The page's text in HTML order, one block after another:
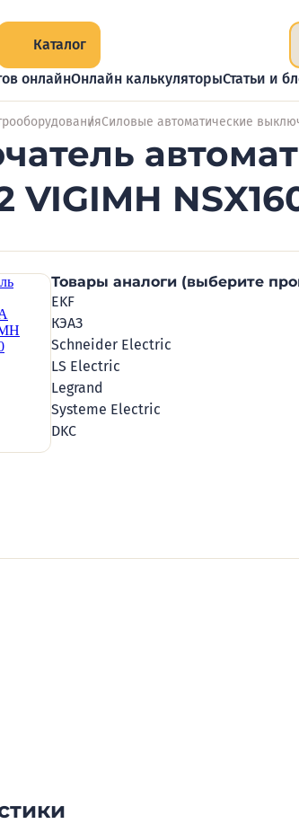
Каталог
онлайнОнлайн калькуляторыСтатьи и
Силовые автоматические
VIGIMH
Товары аналоги (выберите
EKF
КЭАЗ
Schneider Electric
LS Electric
Legrand
Systeme Electric
DKC